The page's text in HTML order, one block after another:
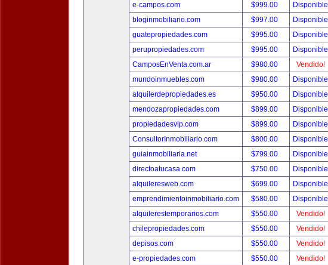
e-campos.com
$999.00
Disponible
bloginmobiliario.com
$997.00
Disponible
guatepropiedades.com
$995.00
Disponible
perupropiedades.com
$995.00
Disponible
CamposEnVenta.com.ar
$980.00
Vendido!
mundoinmuebles.com
$980.00
Disponible
alquilerdepropiedades.es
$950.00
Disponible
mendozapropiedades.com
$899.00
Disponible
propiedadesvip.com
$899.00
Disponible
ConsultorInmobiliario.com
$800.00
Disponible
guiainmobiliaria.net
$799.00
Disponible
directoatucasa.com
$750.00
Disponible
alquileresweb.com
$699.00
Disponible
emprendimientoinmobiliario.com
$580.00
Disponible
alquilerestemporarios.com
$550.00
Vendido!
chilepropiedades.com
$550.00
Vendido!
depisos.com
$550.00
Vendido!
e-propiedades.com
$550.00
Vendido!